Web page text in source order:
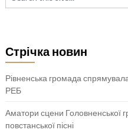
Стрічка новин
Рівненська громада
РЕБ
Аматори сцени Головненської
повстанської пісні